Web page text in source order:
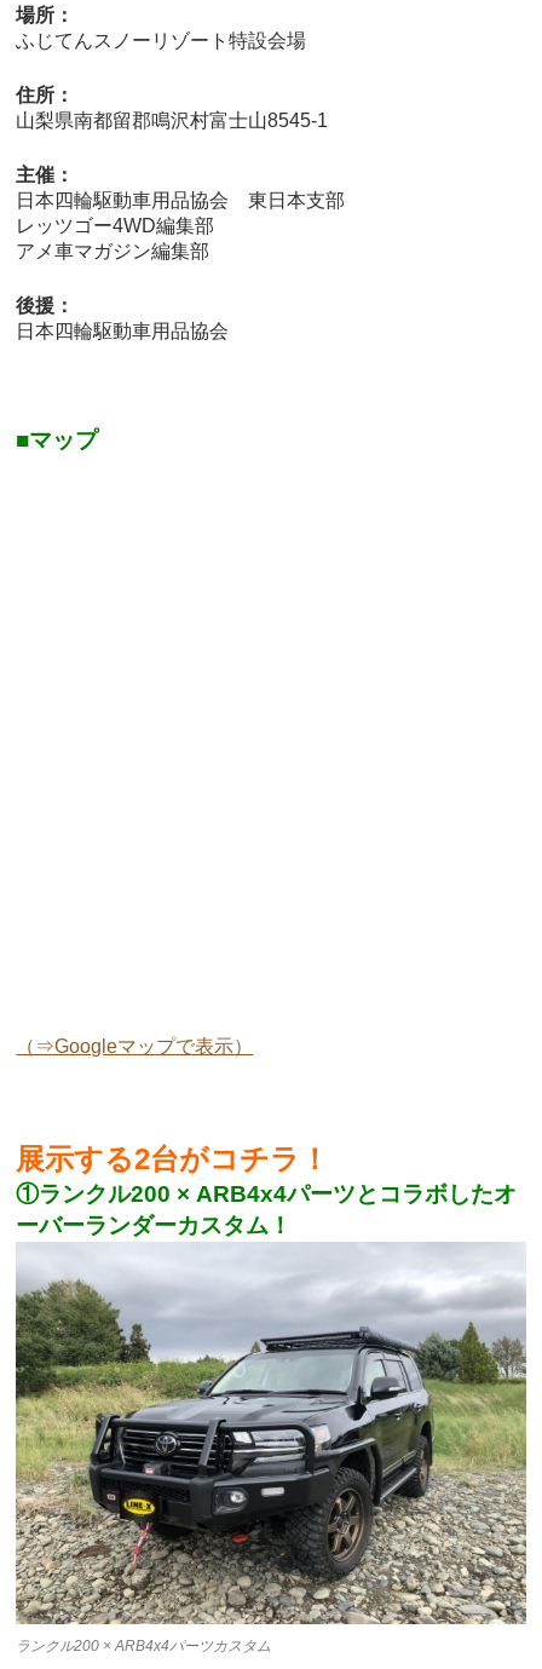
場所：
ふじてんスノーリゾート特設会場
住所：
山梨県南都留郡鳴沢村富士山8545-1
主催：
日本四輪駆動車用品協会 東日本支部
レッツゴー4WD編集部
アメ車マガジン編集部
後援：
日本四輪駆動車用品協会
■マップ
（⇒Googleマップで表示）
展示する2台がコチラ！
①ランクル200 × ARB4x4パーツとコラボしたオ
ーバーランダーカスタム！
ランクル200 × ARB4x4パーツカスタム